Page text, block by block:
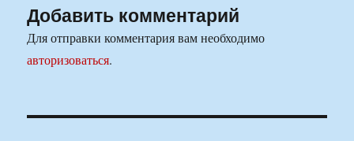
Добавить комментарий
Для отправки комментария вам необходимо
авторизоваться.